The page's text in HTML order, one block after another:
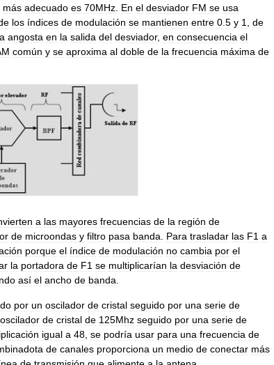
más adecuado es 70MHz En el desviador FM se usa
los índices de modulación se mantienen entre 0 5 y 1
de
angosta en la salida del desviador, en consecuencia el
común y se aproxima al doble de la frecuencia máxima de
a las mayores frecuencias de la región de
de microondas y filtro pasa banda. Para trasladar las F1 a
porque el índice de modulación no cambia por el
la portadora de F1 se multiplicarían la desviación de
así el ancho de banda.
por un oscilador de cristal seguido por una serie de
oscilador de cristal de 125Mhz seguido por una serie de
igual a 48, se podría usar para una frecuencia de
de canales proporciona un medio de conectar más